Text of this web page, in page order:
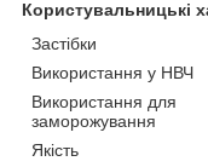
Користувальницькі
Застібки
Використання у НВЧ
Використання для
заморожування
Якість